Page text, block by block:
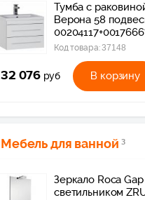
Тумба с
Верона 58
Код товара:37148
32 076 руб В корзину
Мебель для ванной 3
Зеркало Roca
светильником